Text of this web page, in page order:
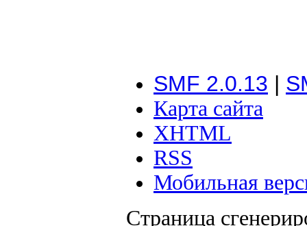
SMF 2.0.13 |
Карта сайта
XHTML
RSS
Мобильная
Страница